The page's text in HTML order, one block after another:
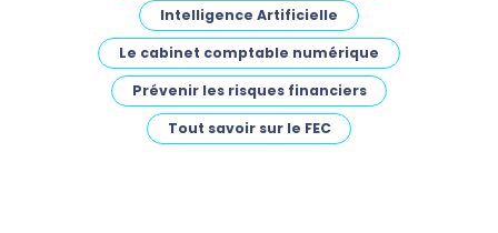
Intelligence Artificielle
Le cabinet comptable numérique
Prévenir les risques financiers
Tout savoir sur le FEC